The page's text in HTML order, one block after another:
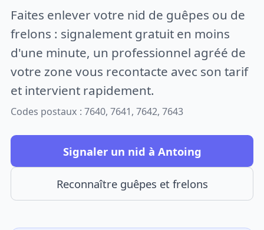
Faites enlever votre nid de guêpes ou de
frelons : signalement gratuit en moins
d'une minute, un professionnel agréé de
votre zone vous recontacte avec son tarif
et intervient rapidement.
Codes postaux : 7640, 7641, 7642, 7643
Signaler un nid à Antoing
Reconnaître guêpes et frelons